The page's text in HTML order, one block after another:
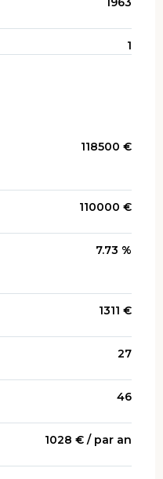
1
118500 €
110000 €
7.73 %
1311 €
27
46
1028 € / par an